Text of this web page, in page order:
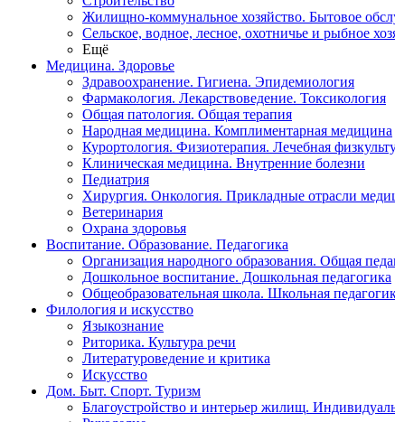
Жилищно-коммунальное хозяйство. Бытовое
Сельское, водное, лесное, охотничье и рыбное
Ещё
Медицина. Здоровье
Здравоохранение. Гигиена. Эпидемиология
Фармакология. Лекарствоведение. Токсикология
Общая патология. Общая терапия
Народная медицина. Комплиментарная медицина
Курортология. Физиотерапия. Лечебная
Клиническая медицина. Внутренние болезни
Педиатрия
Хирургия. Онкология. Прикладные отрасли
Ветеринария
Охрана здоровья
Воспитание. Образование. Педагогика
Организация народного образования. Общая
Дошкольное воспитание. Дошкольная педагогика
Общеобразовательная школа. Школьная
Филология и искусство
Языкознание
Риторика. Культура речи
Литературоведение и критика
Искусство
Дом. Быт. Спорт. Туризм
Благоустройство и интерьер жилищ.